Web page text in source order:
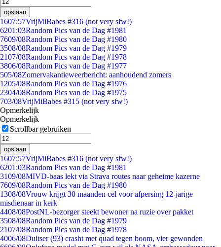
opslaan
1607:57VrijMiBabes #316 (not very sfw!)
6201:03Random Pics van de Dag #1981
7609/08Random Pics van de Dag #1980
3508/08Random Pics van de Dag #1979
2107/08Random Pics van de Dag #1978
3806/08Random Pics van de Dag #1977
505/08Zomervakantieweerbericht: aanhoudend zomers
1205/08Random Pics van de Dag #1976
2304/08Random Pics van de Dag #1975
703/08VrijMiBabes #315 (not very sfw!)
Opmerkelijk
Opmerkelijk
Scrollbar gebruiken
opslaan
1607:57VrijMiBabes #316 (not very sfw!)
6201:03Random Pics van de Dag #1981
3109/08MIVD-baas lekt via Strava routes naar geheime kazerne
7609/08Random Pics van de Dag #1980
1308/08Vrouw krijgt 30 maanden cel voor afpersing 12-jarige
misdienaar in kerk
4408/08PostNL-bezorger steekt bewoner na ruzie over pakket
3508/08Random Pics van de Dag #1979
2107/08Random Pics van de Dag #1978
4006/08Duitser (93) crasht met quad tegen boom, vier gewonden